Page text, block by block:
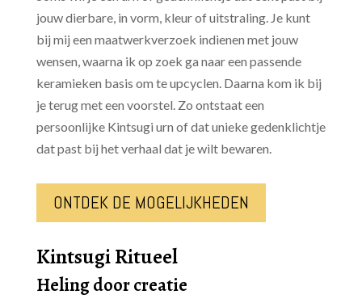
jouw dierbare, in vorm, kleur of uitstraling. Je kunt
bij mij een maatwerkverzoek indienen met jouw
wensen, waarna ik op zoek ga naar een passende
keramieken basis om te upcyclen. Daarna kom ik bij
je terug met een voorstel. Zo ontstaat een
persoonlijke Kintsugi urn of dat unieke gedenklichtje
dat past bij het verhaal dat je wilt bewaren.
ONTDEK DE MOGELIJKHEDEN
Kintsugi Ritueel
Heling door creatie